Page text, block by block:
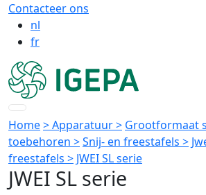
Contacteer ons
nl
fr
Home> Apparatuur > Grootformaat
toebehoren >Snij- en freestafels >
freestafels > JWEI SL serie
JWEI SL serie